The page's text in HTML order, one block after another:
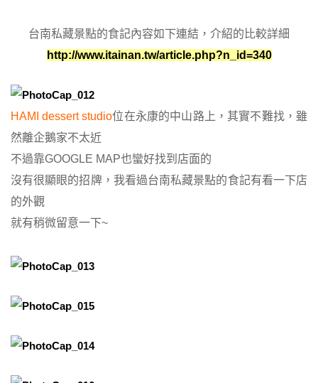
台南私藏景點的食記內容如下連結，介紹的比較詳細
http://www.itainan.tw/article.php?n_id=340
HAMI dessert studio位在永康的中山路上，其實不難找，雖
然離企鵝家不太近
不過靠GOOGLE MAP也蠻好找到店面的
沒有很顯眼的招牌，我看過台南私藏景點的食記有看一下店
的外觀
就有稍微留意一下~